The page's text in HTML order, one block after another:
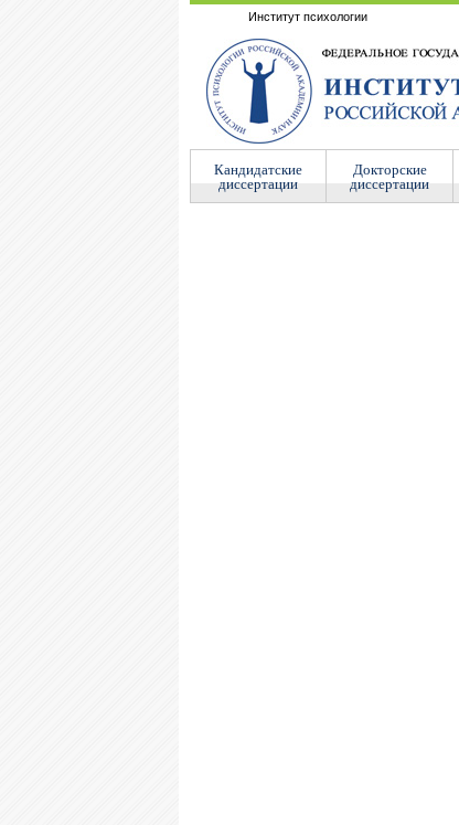
Институт психологии
Кандидатские
диссертации
Докторские
диссертации